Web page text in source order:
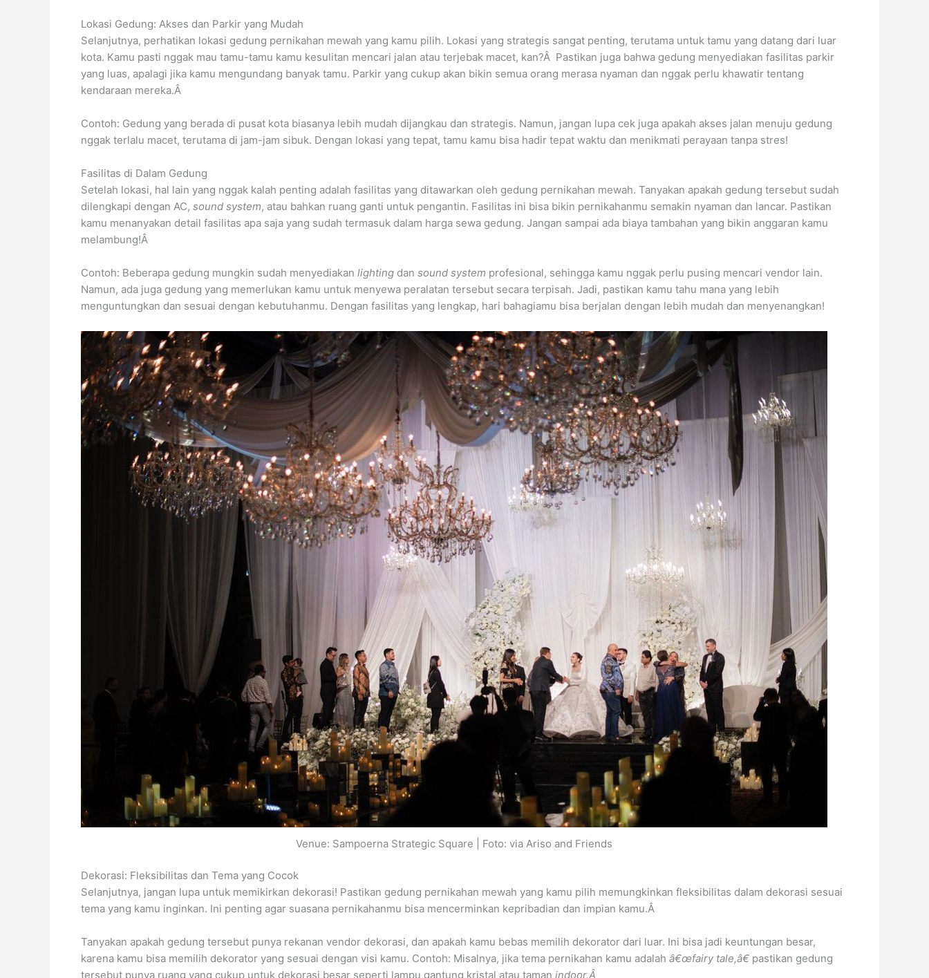
Lokasi Gedung: Akses dan Parkir yang Mudah
Selanjutnya, perhatikan lokasi gedung pernikahan mewah yang kamu pilih. Lokasi yang strategis sangat penting, terutama untuk tamu yang datang dari luar
kota. Kamu pasti nggak mau tamu-tamu kamu kesulitan mencari jalan atau terjebak macet, kan?Â Pastikan juga bahwa gedung menyediakan fasilitas parkir
yang luas, apalagi jika kamu mengundang banyak tamu. Parkir yang cukup akan bikin semua orang merasa nyaman dan nggak perlu khawatir tentang
kendaraan mereka.Â
Contoh: Gedung yang berada di pusat kota biasanya lebih mudah dijangkau dan strategis. Namun, jangan lupa cek juga apakah akses jalan menuju gedung
nggak terlalu macet, terutama di jam-jam sibuk. Dengan lokasi yang tepat, tamu kamu bisa hadir tepat waktu dan menikmati perayaan tanpa stres!
Fasilitas di Dalam Gedung
Setelah lokasi, hal lain yang nggak kalah penting adalah fasilitas yang ditawarkan oleh gedung pernikahan mewah. Tanyakan apakah gedung tersebut sudah
dilengkapi dengan AC, sound system, atau bahkan ruang ganti untuk pengantin. Fasilitas ini bisa bikin pernikahanmu semakin nyaman dan lancar. Pastikan
kamu menanyakan detail fasilitas apa saja yang sudah termasuk dalam harga sewa gedung. Jangan sampai ada biaya tambahan yang bikin anggaran kamu
melambung!Â
Contoh: Beberapa gedung mungkin sudah menyediakan lighting dan sound system profesional, sehingga kamu nggak perlu pusing mencari vendor lain.
Namun, ada juga gedung yang memerlukan kamu untuk menyewa peralatan tersebut secara terpisah. Jadi, pastikan kamu tahu mana yang lebih
menguntungkan dan sesuai dengan kebutuhanmu. Dengan fasilitas yang lengkap, hari bahagiamu bisa berjalan dengan lebih mudah dan menyenangkan!
Venue: Sampoerna Strategic Square | Foto: via Ariso and Friends
Dekorasi: Fleksibilitas dan Tema yang Cocok
Selanjutnya, jangan lupa untuk memikirkan dekorasi! Pastikan gedung pernikahan mewah yang kamu pilih memungkinkan fleksibilitas dalam dekorasi sesuai
tema yang kamu inginkan. Ini penting agar suasana pernikahanmu bisa mencerminkan kepribadian dan impian kamu.Â
Tanyakan apakah gedung tersebut punya rekanan vendor dekorasi, dan apakah kamu bebas memilih dekorator dari luar. Ini bisa jadi keuntungan besar,
karena kamu bisa memilih dekorator yang sesuai dengan visi kamu. Contoh: Misalnya, jika tema pernikahan kamu adalah â€œfairy tale,â€ pastikan gedung
tersebut punya ruang yang cukup untuk dekorasi besar seperti lampu gantung kristal atau taman indoor.Â